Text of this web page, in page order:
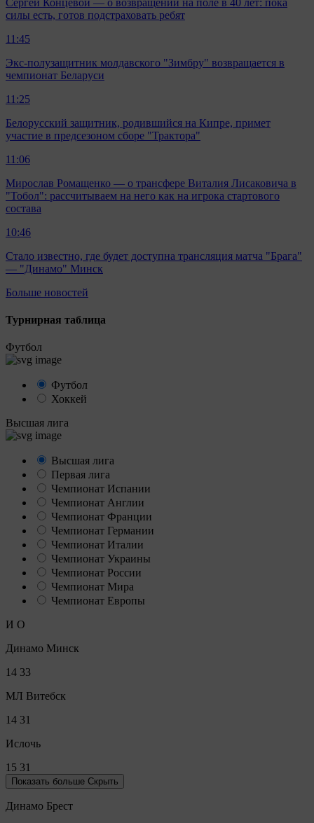
силы есть, готов подстраховать ребят
11:45
Экс-полузащитник молдавского "Зимбру" возвращается в
чемпионат Беларуси
11:25
Белорусский защитник, родившийся на Кипре, примет
участие в предсезоном сборе "Трактора"
11:06
Мирослав Ромащенко — о трансфере Виталия Лисаковича в
"Тобол": рассчитываем на него как на игрока стартового
состава
10:46
Стало известно, где будет доступна трансляция матча "Брага"
— "Динамо" Минск
Больше новостей
Турнирная таблица
Футбол
Футбол
Хоккей
Высшая лига
Высшая лига
Первая лига
Чемпионат Испании
Чемпионат Англии
Чемпионат Франции
Чемпионат Германии
Чемпионат Италии
Чемпионат Украины
Чемпионат России
Чемпионат Мира
Чемпионат Европы
И О
Динамо Минск
14 33
МЛ Витебск
14 31
Ислочь
15 31
Показать больше Скрыть
Динамо Брест